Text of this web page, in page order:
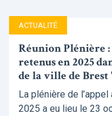
ACTUALITÉ
Réunion Plénière
retenus en 2025
de la ville de Brest
La plénière de
2025 a eu lieu le 23